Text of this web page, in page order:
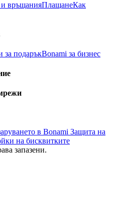
връщанияПлащанеКак
за подаръкBonami за бизнес
в Bonami Защита на
на бисквитките
запазени.